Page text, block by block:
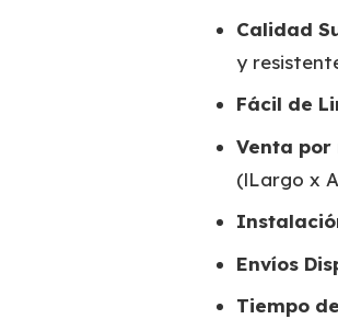
Calidad
y
Fácil de
Venta por
(lLargo x
Envíos
Tiempo